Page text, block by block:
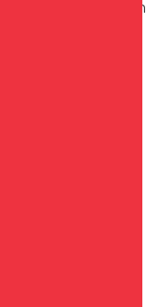
en zonnebrillen